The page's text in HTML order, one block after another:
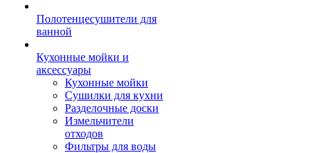
Полотенцесушители для
ванной
Кухонные мойки и
аксессуары
Кухонные мойки
Сушилки для кухни
Разделочные доски
Измельчители
отходов
Фильтры для воды